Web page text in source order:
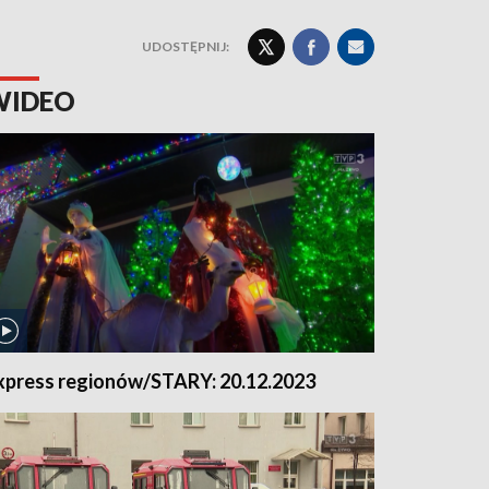
UDOSTĘPNIJ:
regionów/STARY: 20.12.2023